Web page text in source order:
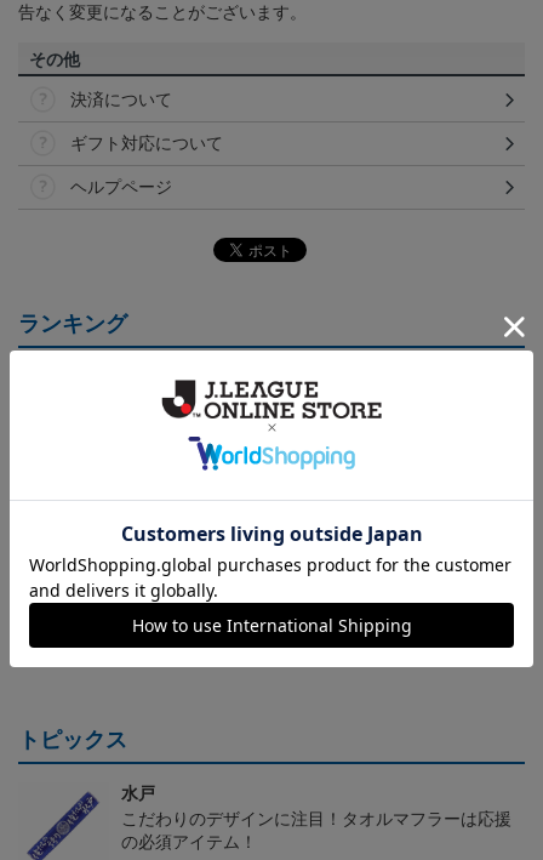
告なく変更になることがございます。
その他
決済について
ギフト対応について
ヘルプページ
ランキング
センティックユニフォー
ム FP 1st
水戸ホーリーホック ボ
ーマンダ タオルマフラー
水戸ホーリーホック ボ
ーマンダ キーホルダー
1,100円
トピックス
水戸
こだわりのデザインに注目！タオルマフラーは応援
の必須アイテム！